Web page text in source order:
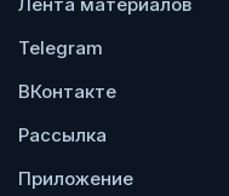
Telegram
ВКонтакте
Рассылка
Приложение